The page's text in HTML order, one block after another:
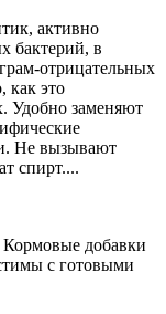
активно
бактерий, в
отрицательных
как это
Удобно заменяют
Не вызывают
спирт....
Кормовые добавки
с готовыми